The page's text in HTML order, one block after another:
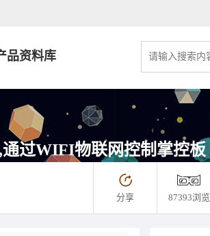
品资料库
过WIFI物联网控制掌控板
分享 87393浏览